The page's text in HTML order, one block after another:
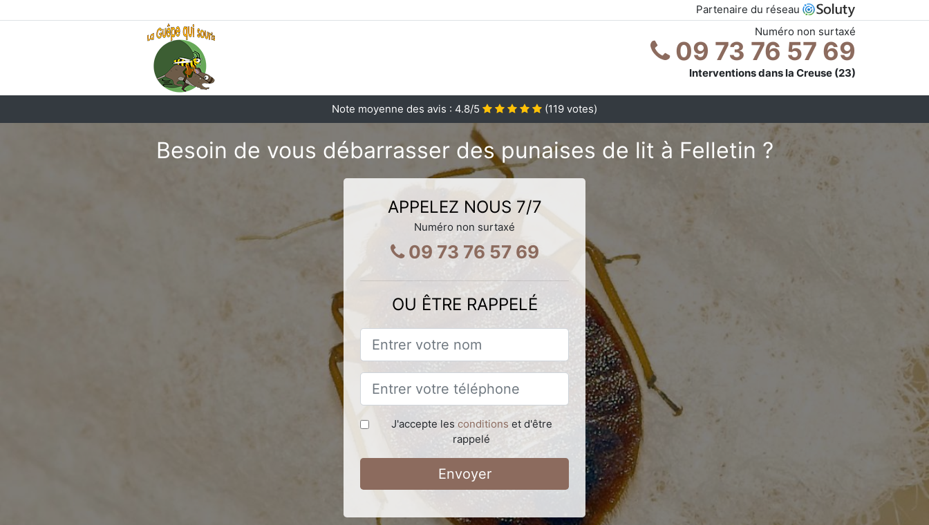
Partenaire du réseau
Numéro non surtaxé
09 73 76 57 69
Interventions dans la Creuse (23)
Note moyenne des avis : 4.8/5 (119 votes)
Besoin de vous débarrasser des punaises de lit à Felletin ?
APPELEZ NOUS 7/7
Numéro non surtaxé
09 73 76 57 69
OU ÊTRE RAPPELÉ
J'accepte les conditions et d'être
rappelé
Envoyer